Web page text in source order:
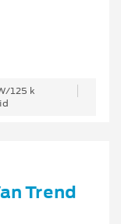
125 k
Trend